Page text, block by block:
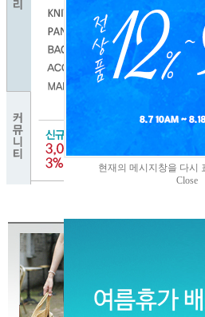
현재의 메시지창을 다시
Close